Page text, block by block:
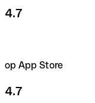
4.7
op App Store
4.7